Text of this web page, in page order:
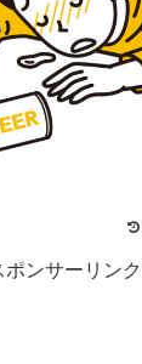
ポンサーリンク